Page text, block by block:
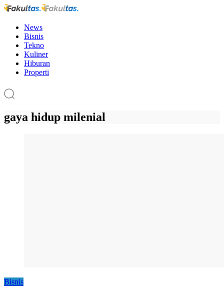
News
Bisnis
Tekno
Kuliner
Hiburan
Properti
gaya hidup milenial
Bisnis